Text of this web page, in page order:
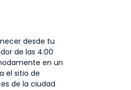
desde tu
de las 4:00
en un
el sitio de
de la ciudad